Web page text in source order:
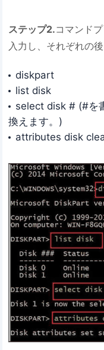
ステップ2.コマンド
入力し、それぞれの
diskpart
list disk
select disk # (#を
換えます。)
attributes disk